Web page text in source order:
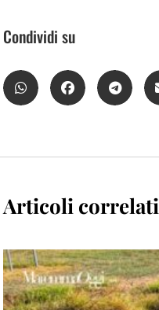
Condividi su
Articoli correlati